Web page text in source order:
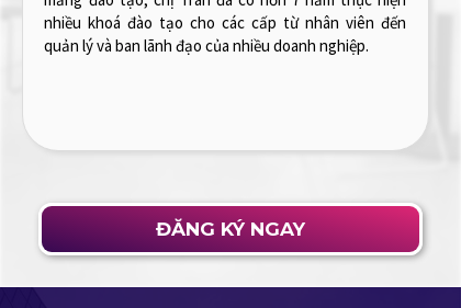
Python. Anh cũng có khoảng 3 năm trợ giảng tại
chương trình học Computational Thinking &
Programming tại NUS. Hiện tại, anh đang là Senior
ĐĂNG KÝ NGAY